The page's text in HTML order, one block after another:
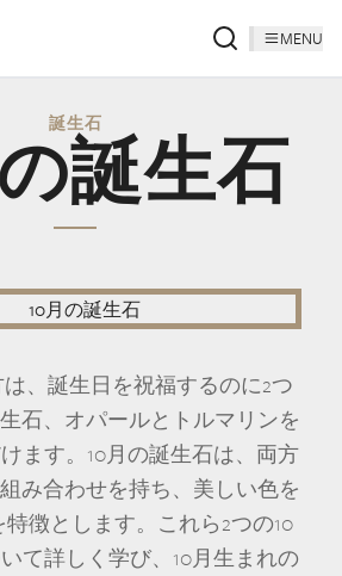
MENU
誕生石
誕生石
、誕生日を祝福するのに2つ
石、オパールとトルマリンを
ます。10月の誕生石は、両方
み合わせを持ち、美しい色を
徴とします。これら2つの10
て詳しく学び、10月生まれの